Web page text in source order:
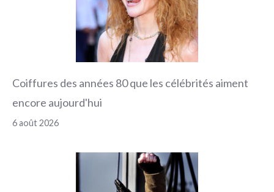
Coiffures des années 80 que les célébrités aiment
encore aujourd'hui
6 août 2026